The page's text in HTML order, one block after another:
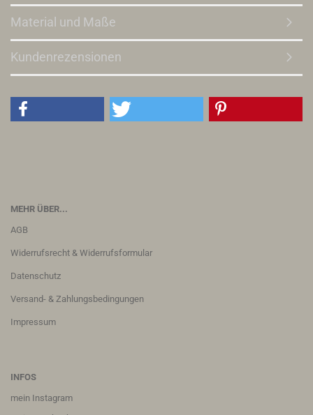
Material und Maße
Kundenrezensionen
MEHR ÜBER...
AGB
Widerrufsrecht & Widerrufsformular
Datenschutz
Versand- & Zahlungsbedingungen
Impressum
INFOS
mein Instagram